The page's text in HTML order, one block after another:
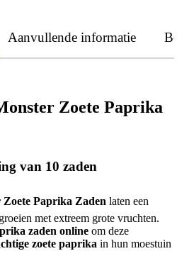
Aanvullende informatie
Zoete Paprika
van 10 zaden
Paprika Zaden laten een
met extreem grote vruchten.
zaden online om deze
zoete paprika in hun moestuin